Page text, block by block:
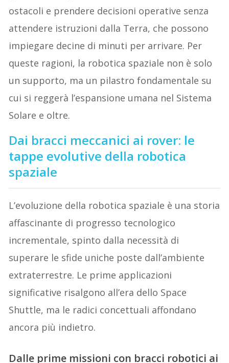
ostacoli e prendere decisioni operative senza
attendere istruzioni dalla Terra, che possono
impiegare decine di minuti per arrivare. Per
queste ragioni, la robotica spaziale non è solo
un supporto, ma un pilastro fondamentale su
cui si reggerà l’espansione umana nel Sistema
Solare e oltre.
Dai bracci meccanici ai rover: le
tappe evolutive della robotica
spaziale
L’evoluzione della robotica spaziale è una storia
affascinante di progresso tecnologico
incrementale, spinto dalla necessità di
superare le sfide uniche poste dall’ambiente
extraterrestre. Le prime applicazioni
significative risalgono all’era dello Space
Shuttle, ma le radici concettuali affondano
ancora più indietro.
Dalle prime missioni con bracci robotici ai